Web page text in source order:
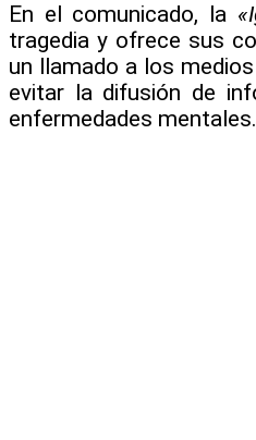
En el comunicado, la
tragedia y ofrece sus
un llamado a los
evitar la difusión de
enfermedades mentales.